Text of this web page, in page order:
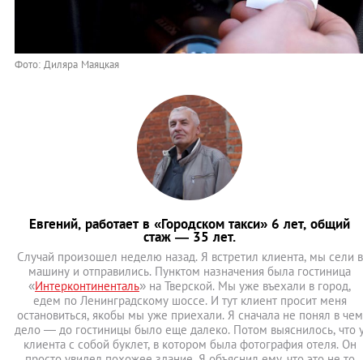
Фото: Диляра Маяцкая
Евгений, работает в «Городском такси» 6 лет, общий
стаж — 35 лет.
Случай произошел неделю назад. Я встретил клиента, мы сели в
машину и отправились. Пунктом назначения была гостиница
«Интерконтиненталь» на Тверской. Мы уже въехали в город,
едем по Ленинградскому шоссе. И тут клиент просит меня
остановиться, якобы мы уже приехали. Я сначала не понял в чем
дело — до гостиницы было еще далеко. Потом выяснилось, что
клиента с собой буклет, в котором была фотография отеля. Он